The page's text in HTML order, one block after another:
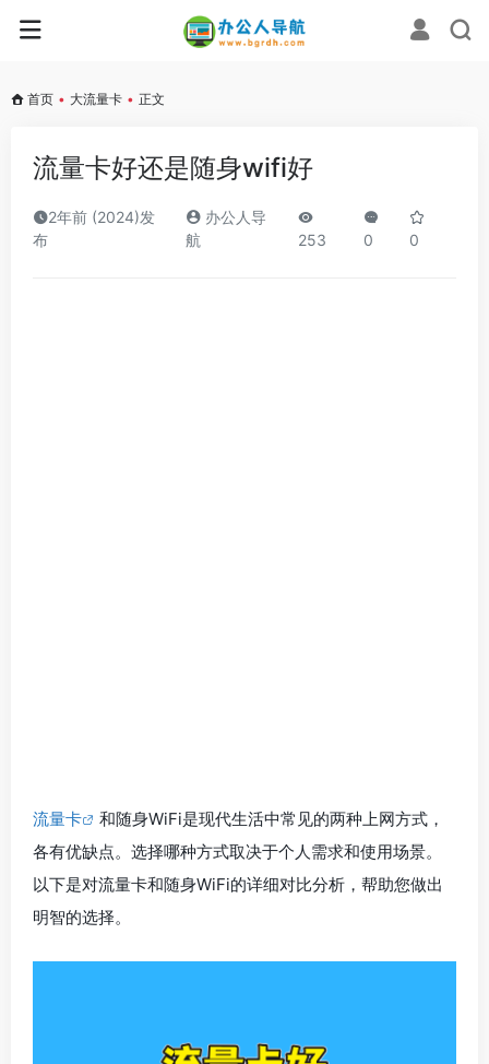
首页 • 大流量卡 • 正文
流量卡好还是随身wifi好
2年前 (2024)发
布
办公人导
航
253 0 0
流量卡
和随身WiFi是现代生活中常见的两种上网方式，
各有优缺点。选择哪种方式取决于个人需求和使用场景。
以下是对流量卡和随身WiFi的详细对比分析，帮助您做出
明智的选择。